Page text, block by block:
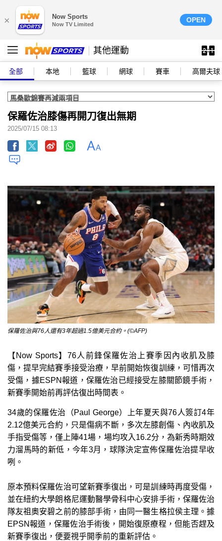
× Now Sports
Now TV Limited
OPEN
其他運動
全部 本地 籃球 網球 賽車 高爾夫球
保羅佐治膝傷再開刀復出無期
2025/07/15 08:13
保羅佐治與76人還有3年超過1.5億美元合約。(©AFP)
【Now Sports】76人前鋒保羅佐治上賽季因內收肌及膝
傷，提早完結賽季接受治療，早前開始恢復訓練，可惜再次
受傷，據ESPN報道，保羅佐治已經接受左膝關節鏡手術，
新賽季開始前再評估復出時間表。
34歲的保羅佐治（Paul George）上年夏天與76人簽訂4年
2.12億美元合約，只是傷病不斷，多次左膝創傷、內收肌及
手指受傷等，僅上陣41場，場均攻入16.2分，為新秀時期效
力溜馬時的新低，今年3月，球隊決定宣佈保羅佐治提早收
咧。
原本預料保羅佐治可望新賽季復出，可是訓練時再度受傷，
並在紐約大學朗格尼運動醫學骨科中心安排手術，保羅佐治
隊友祖奧安碧之前的膝部手術，由同一醫生格拉侯主理。據
EPSN報道，保羅佐治手術後，開始復原療程，但能否趕及
新賽季復出，便要視乎開季前的重新評估。